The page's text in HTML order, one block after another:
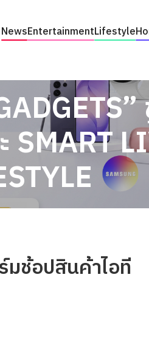
NewsEntertainmentLifestyle
SMART
มช้อปสินค้าไอที